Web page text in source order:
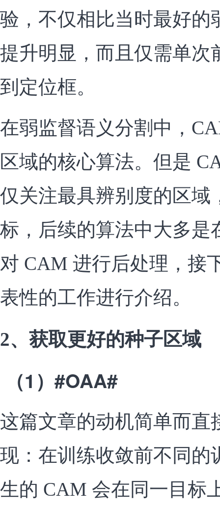
验，不仅相比当时最好的
提升明显，而且仅需单次
到定位框。
在弱监督语义分割中，
区域的核心算法。但是
仅关注最具辨别度的区域
标，后续的算法中大多是
对 CAM 进行后处理，接
表性的工作进行介绍。
2、 获取更好的种子区域
（1）#OAA#
这篇文章的动机简单而直
现：在训练收敛前不同的
生的 CAM 会在同一目标